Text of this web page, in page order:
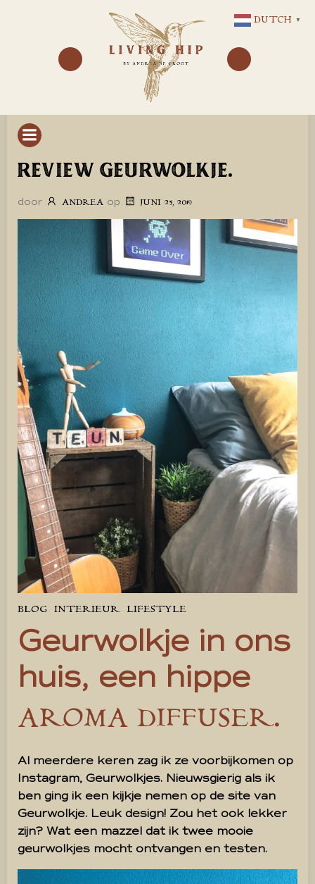
NAAR
DE
INHOUD
REVIEW GEURWOLKJE.
door ANDREA op JUNI 25, 2019
BLOG INTERIEUR LIFESTYLE
Geurwolkje in ons
huis, een hippe
AROMA DIFFUSER.
Al meerdere keren zag ik ze voorbijkomen op
Instagram, Geurwolkjes. Nieuwsgierig als ik
ben ging ik een kijkje nemen op de site van
Geurwolkje. Leuk design! Zou het ook lekker
zijn? Wat een mazzel dat ik twee mooie
geurwolkjes mocht ontvangen en testen.
DUTCH ▼